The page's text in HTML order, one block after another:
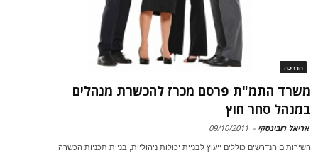
הדרכה
משרד התמ"ת פרסם מכרז להכשרת מנהלים
במנהל סחר חוץ
אריאל רובינסקי -
09/10/2011
השירותים הנדרשים כוללים ייעוץ לבניית יכולות ניהוליות, בניית תכניות הכשרה